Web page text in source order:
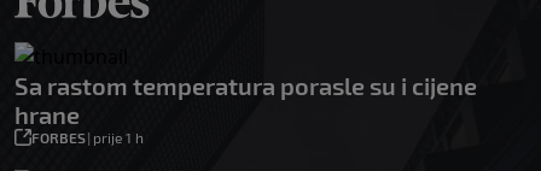
Sa rastom temperatura porasle su i cijene
hrane
FORBES| prije 1 h